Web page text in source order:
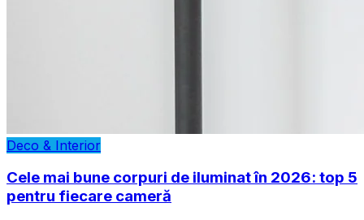
Deco & Interior
Cele mai bune corpuri de iluminat în 2026: top 5
pentru fiecare cameră